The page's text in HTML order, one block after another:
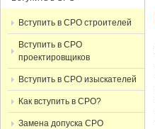
Вступить в СРО строителей
Вступить в СРО
проектировщиков
Вступить в СРО изыскателей
Как вступить в СРО?
Замена допуска СРО